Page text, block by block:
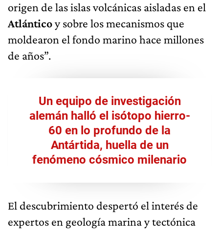
origen de las islas volcánicas aisladas en el
Atlánticoy sobre los mecanismos que
moldearon el fondo marino hace millones
de años”.
Un equipo de investigación
alemán halló el isótopo hierro-
60 en lo profundo de la
Antártida, huella de un
fenómeno cósmico milenario
El descubrimiento despertó el interés de
expertos en geología marina y tectónica